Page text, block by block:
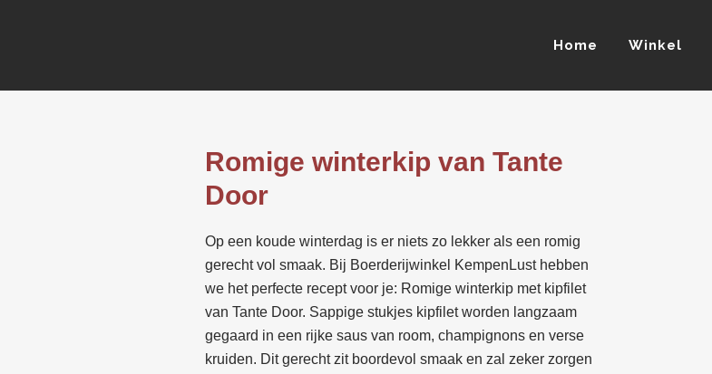
Home Winkel
Romige winterkip van Tante
Door
Op een koude winterdag is er niets zo lekker als een romig
gerecht vol smaak. Bij Boerderijwinkel KempenLust hebben
we het perfecte recept voor je: Romige winterkip met kipfilet
van Tante Door. Sappige stukjes kipfilet worden langzaam
gegaard in een rijke saus van room, champignons en verse
kruiden. Dit gerecht zit boordevol smaak en zal zeker zorgen